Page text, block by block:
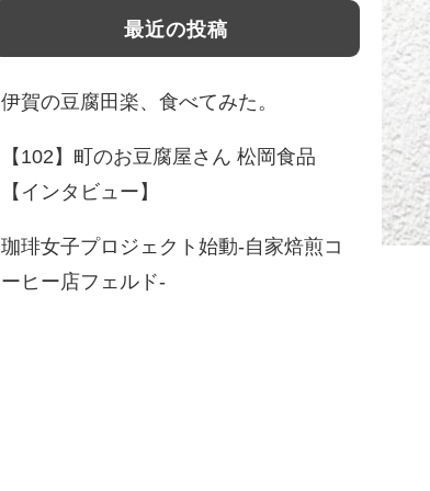
最近の投稿
伊賀の豆腐田楽、食べてみた。
【102】町のお豆腐屋さん 松岡食品
【インタビュー】
珈琲女子プロジェクト始動-自家焙煎コ
ーヒー店フェルド-